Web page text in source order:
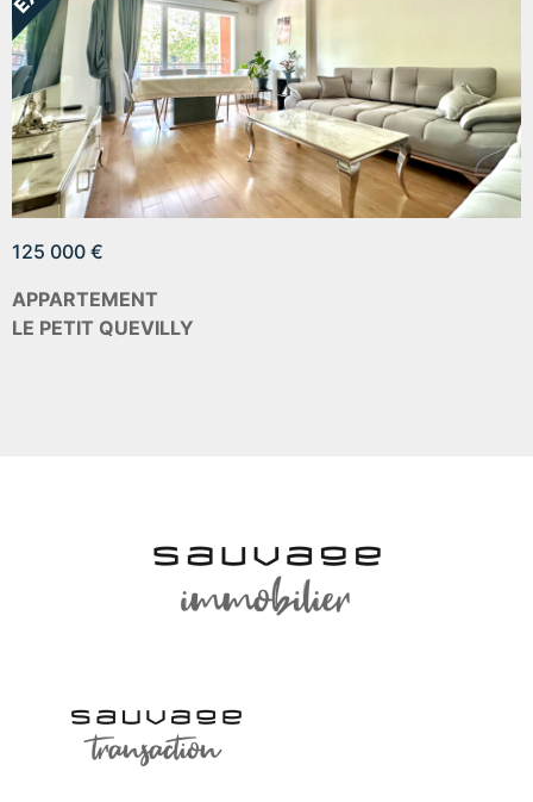
125 000 €
APPARTEMENT
LE PETIT QUEVILLY